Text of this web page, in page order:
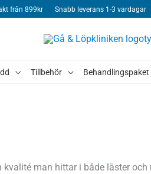
från 899kr Snabb leverans 1-3 vardagar
Tillbehör Behandlingspaket
man hittar i både läster